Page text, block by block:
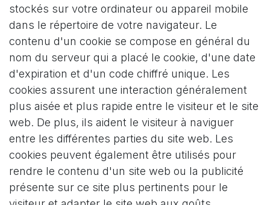
stockés sur votre ordinateur ou appareil mobile
dans le répertoire de votre navigateur. Le
contenu d'un cookie se compose en général du
nom du serveur qui a placé le cookie, d'une date
d'expiration et d'un code chiffré unique. Les
cookies assurent une interaction généralement
plus aisée et plus rapide entre le visiteur et le site
web. De plus, ils aident le visiteur à naviguer
entre les différentes parties du site web. Les
cookies peuvent également être utilisés pour
rendre le contenu d'un site web ou la publicité
présente sur ce site plus pertinents pour le